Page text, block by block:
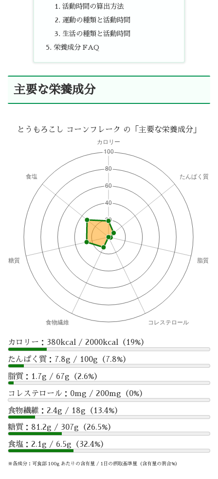
活動時間の算出方法
運動の種類と活動時間
生活の種類と活動時間
栄養成分 FAQ
主要な栄養成分
とうもろこし コーンフレーク の「主要な栄養成分」
カロリー：380kcal / 2000kcal（19%）
たんぱく質：7.8g / 100g（7.8%）
脂質：1.7g / 67g（2.6%）
コレステロール：0mg / 200mg（0%）
食物繊維：2.4g / 18g（13.4%）
糖質：81.2g / 307g（26.5%）
食塩：2.1g / 6.5g（32.4%）
※各成分：可食部 100g あたりの含有量 / 1日の摂取基準量（含有量の割合%）